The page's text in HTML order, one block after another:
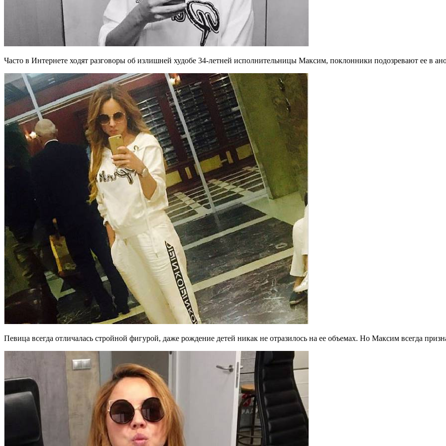
Часто в Интернете ходят разговоры об излишней худобе 34-летней исполнительницы Максим, поклонники подозревают ее в
Певица всегда отличалась стройной фигурой, даже рождение детей никак не отразилось на ее объемах. Но Максим всегда